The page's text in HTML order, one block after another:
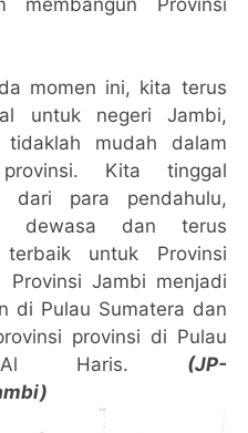
momen ini, kita terus
untuk negeri Jambi,
mudah dalam
Kita tinggal
dari para pendahulu,
dewasa dan terus
terbaik untuk Provinsi
Jambi menjadi
di Pulau Sumatera dan
provinsi di Pulau
Al Haris. (JP-